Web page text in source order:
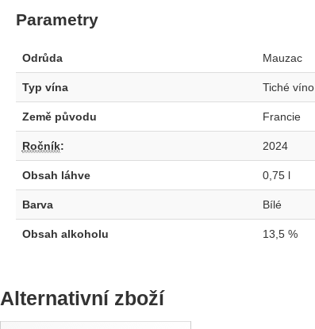
Parametry
Odrůda Mauzac
Typ vína Tiché víno
Země původu Francie
Ročník: 2024
Obsah láhve 0,75 l
Barva Bílé
Obsah alkoholu 13,5 %
Alternativní zboží